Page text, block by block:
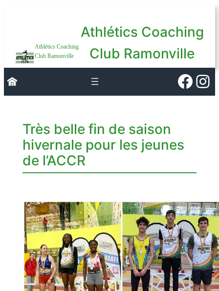
Athlétics Coaching
Club Ramonville
Athlétics Coaching
Club Ramonville
Très belle fin de saison
hivernale pour les jeunes
de l’ACCR